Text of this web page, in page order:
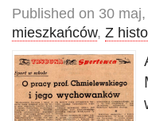
Published on 30
mieszkańców, Z